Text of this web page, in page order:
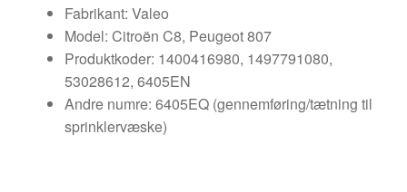
Fabrikant: Valeo
Model: Citroën C8, Peugeot 807
Produktkoder: 1400416980, 1497791080,
53028612, 6405EN
Andre numre: 6405EQ (gennemføring/tætning til
sprinklervæske)